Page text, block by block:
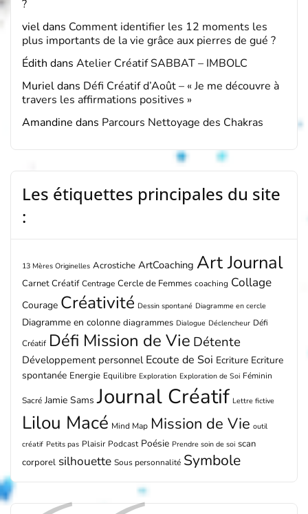
?
vieldans Comment identifier les 12 moments les
plus importants de la vie grâce aux pierres de gué ?
Édith dans Atelier Créatif SABBAT – IMBOLC
Murieldans Défi Créatif d’Août – « Je me découvre à
travers les affirmations positives »
Amandine dans Parcours Nettoyage des Chakras
Les étiquettes principales du site
:
13 Mères Originelles Acrostiche ArtCoaching Art Journal
Carnet Créatif Centrage Cercle de Femmes coaching Collage
Courage Créativité Dessin spontané Diagramme en cercle
Diagramme en colonne diagrammes Dialogue Déclencheur Défi
Créatif Défi Mission de Vie Détente
Développement personnel Ecoute de Soi Ecriture Ecriture
spontanée Energie Equilibre Exploration Exploration de Soi Féminin
Sacré Jamie Sams Journal Créatif Lettre fictive
Lilou Macé Mind Map Mission de Vie outil
créatif Petits pas Plaisir Podcast Poésie Prendre soin de soi scan
corporel silhouette Sous personnalité Symbole